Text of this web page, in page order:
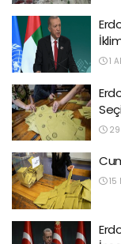
1
29
15